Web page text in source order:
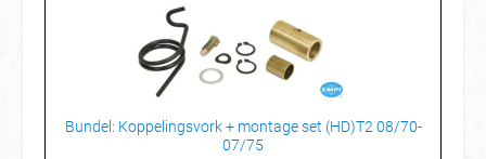
Bundel: Koppelingsvork + montage set (HD)T2 08/70-
07/75